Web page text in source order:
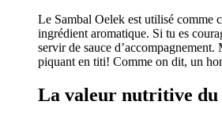
Le Sambal Oelek est utilisé comme
ingrédient aromatique. Si tu es
servir de sauce
piquant en titi! Comme on dit, un
La valeur nutritive du